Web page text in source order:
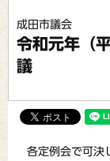
成田市議会
令和元年（
議
各定例会で可決